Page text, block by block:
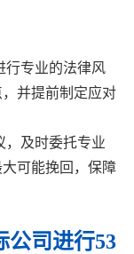
行专业的法律风
并提前制定应对
，及时委托专业
可能挽回，保障
公司进行53